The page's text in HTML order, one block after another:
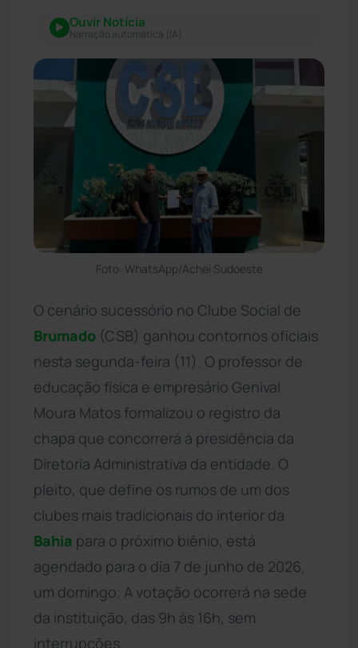
Ouvir Notícia
Narração automática (IA)
Foto: WhatsApp/Achei Sudoeste
O cenário sucessório no Clube Social de
Brumado (CSB) ganhou contornos oficiais
nesta segunda-feira (11). O professor de
educação física e empresário Genival
Moura Matos formalizou o registro da
chapa que concorrerá à presidência da
Diretoria Administrativa da entidade. O
pleito, que define os rumos de um dos
clubes mais tradicionais do interior da
Bahia para o próximo biênio, está
agendado para o dia 7 de junho de 2026,
um domingo. A votação ocorrerá na sede
da instituição, das 9h às 16h, sem
interrupções.